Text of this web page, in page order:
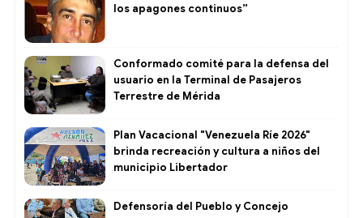
los apagones continuos”
Conformado comité para la defensa del
usuario en la Terminal de Pasajeros
Terrestre de Mérida
Plan Vacacional "Venezuela Ríe 2026"
brinda recreación y cultura a niños del
municipio Libertador
Defensoría del Pueblo y Concejo